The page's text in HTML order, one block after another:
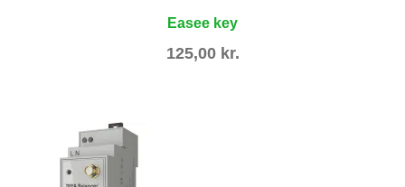
Easee key
125,00 kr.